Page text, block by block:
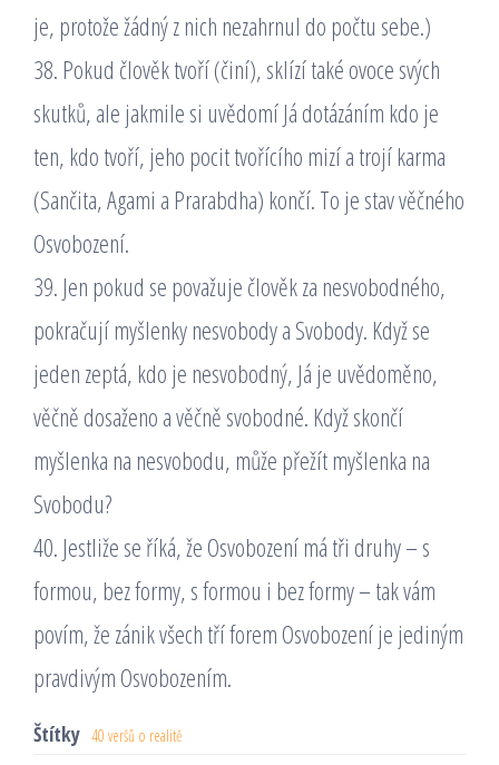
je, protože žádný z nich nezahrnul do počtu sebe.)
38. Pokud člověk tvoří (činí), sklízí také ovoce svých
skutků, ale jakmile si uvědomí Já dotázáním kdo je
ten, kdo tvoří, jeho pocit tvořícího mizí a trojí karma
(Sančita, Agami a Prarabdha) končí. To je stav věčného
Osvobození.
39. Jen pokud se považuje člověk za nesvobodného,
pokračují myšlenky nesvobody a Svobody. Když se
jeden zeptá, kdo je nesvobodný, Já je uvědoměno,
věčně dosaženo a věčně svobodné. Když skončí
myšlenka na nesvobodu, může přežít myšlenka na
Svobodu?
40. Jestliže se říká, že Osvobození má tři druhy – s
formou, bez formy, s formou i bez formy – tak vám
povím, že zánik všech tří forem Osvobození je jediným
pravdivým Osvobozením.
Štítky 40 veršů o realitě